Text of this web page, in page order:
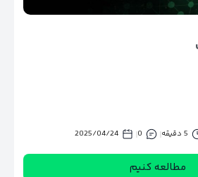
5 دقیقه 0
2025/04/24
مطالعه کنیم